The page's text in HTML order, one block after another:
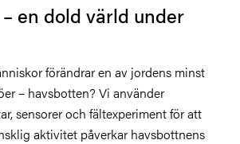
en dold värld under
förändrar en av jordens minst
– havsbotten? Vi använder
sensorer och fältexperiment för att
aktivitet påverkar havsbottnens